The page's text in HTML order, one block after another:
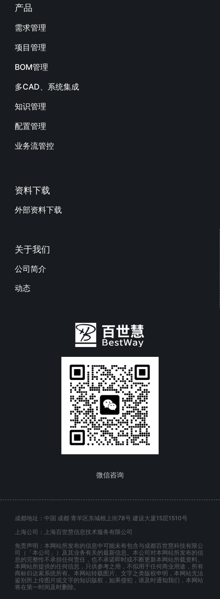
产品
需求管理
项目管理
BOM管理
多CAD、系统集成
知识管理
配置管理
业务流管控
资料下载
外部资料下载
关于我们
公司简介
动态
微信咨询
成都地址：中国 成都 青羊区东城根上街78号 建设大厦15层1510号
上海公司：上海百世慧信息技术服务有限公司
免责声明：本网站所发布的信息中可能未有包含与成都百世慧科技有限公
司（「本公司」）及其业务有关的最新信息。本公司对本网站所发布的信
息的完整性不承担任何责任，也不承诺即时或不断更新本网站所载资料。
本网站所提供的任何信息，只供参考之用，不拟用于任何商业用途，所有
商标归达索系统所有。本网站转载图片、文字之类版权申明，本网站无法
鉴别所上传图片或文字的知识版权，如果侵犯，请及时通知我们，本网站
将在第一时间及时删除。